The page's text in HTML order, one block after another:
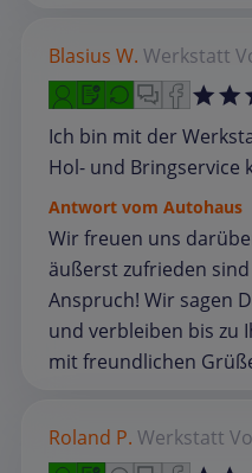
Blasius W. Werkstatt
Ich bin mit der
Hol- und Bringservice
Antwort vom Autohaus
Wir freuen uns
äußerst zufrieden
Anspruch! Wir sagen
und verbleiben bis zu
mit freundlichen
Roland P. Werkstatt